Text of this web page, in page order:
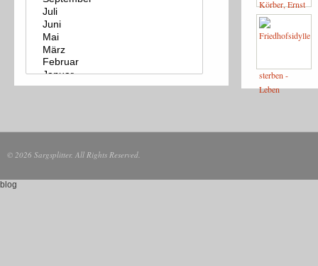
© 2026 Sargsplitter. All Rights Reserved.
blog